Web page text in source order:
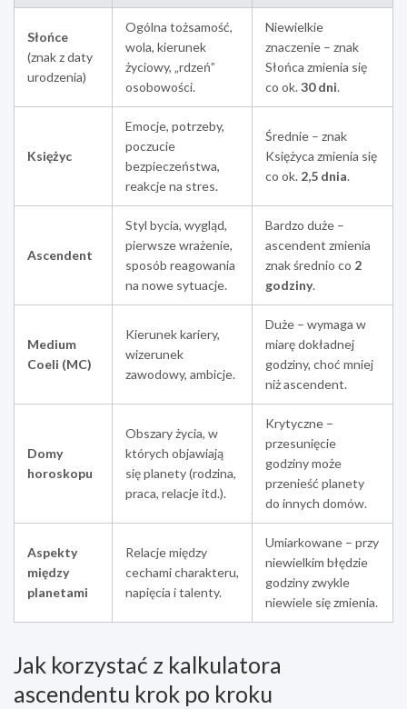
Słońce
(znak z daty
urodzenia)
Ogólna tożsamość,
wola, kierunek
życiowy, „rdzeń”
osobowości.
Niewielkie
znaczenie – znak
Słońca zmienia się
co ok.30 dni.
Księżyc
Emocje, potrzeby,
poczucie
bezpieczeństwa,
reakcje na stres.
Średnie – znak
Księżyca zmienia się
co ok. 2,5 dnia.
Ascendent
Styl bycia, wygląd,
pierwsze wrażenie,
sposób reagowania
na nowe sytuacje.
Bardzo duże –
ascendent zmienia
znak średnio co 2
godziny.
Medium
Coeli (MC)
Kierunek kariery,
wizerunek
zawodowy, ambicje.
Duże – wymaga w
miarę dokładnej
godziny, choć mniej
niż ascendent.
Domy
horoskopu
Obszary życia, w
których objawiają
się planety (rodzina,
praca, relacje itd.).
Krytyczne –
przesunięcie
godziny może
przenieść planety
do innych domów.
Aspekty
między
planetami
Relacje między
cechami charakteru,
napięcia i talenty.
Umiarkowane – przy
niewielkim błędzie
godziny zwykle
niewiele się zmienia.
Jak korzystać z kalkulatora
ascendentu krok po kroku